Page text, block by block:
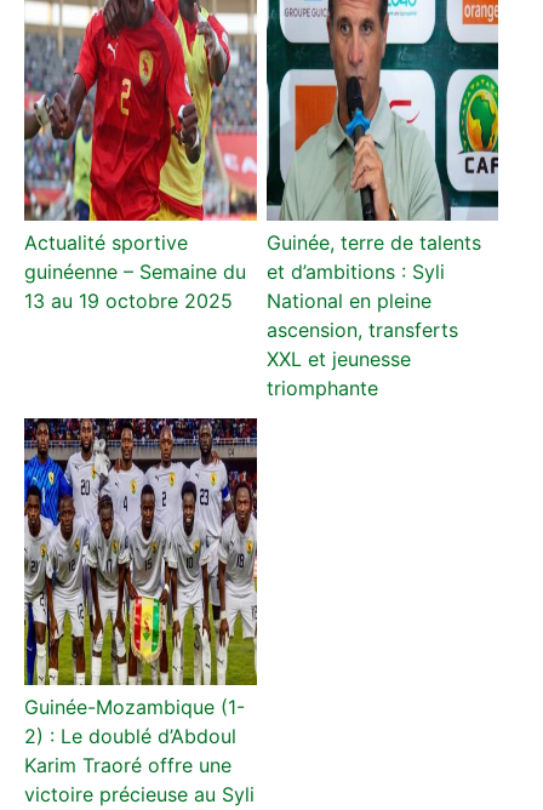
Actualité sportive
guinéenne – Semaine du
13 au 19 octobre 2025
Guinée, terre de talents
et d’ambitions : Syli
National en pleine
ascension, transferts
XXL et jeunesse
triomphante
Guinée-Mozambique (1-
2) : Le doublé d’Abdoul
Karim Traoré offre une
victoire précieuse au Syli